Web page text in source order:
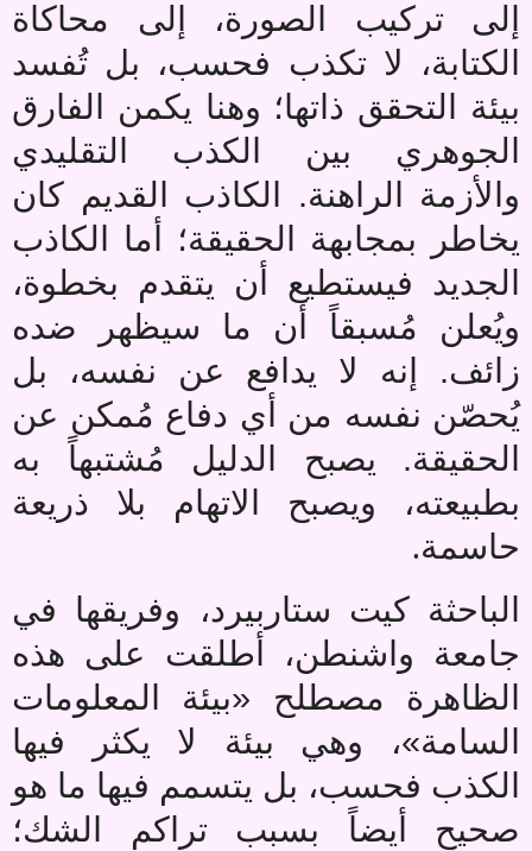
إلى تركيب الصورة، إلى محاكاة
الكتابة، لا تكذب فحسب، بل تُفسد
بيئة التحقق ذاتها؛ وهنا يكمن الفارق
الجوهري بين الكذب التقليدي
والأزمة الراهنة. الكاذب القديم كان
يخاطر بمجابهة الحقيقة؛ أما الكاذب
الجديد فيستطيع أن يتقدم بخطوة،
ويُعلن مُسبقاً أن ما سيظهر ضده
زائف. إنه لا يدافع عن نفسه، بل
يُحصّن نفسه من أي دفاع مُمكن عن
الحقيقة. يصبح الدليل مُشتبهاً به
بطبيعته، ويصبح الاتهام بلا ذريعة
حاسمة.
الباحثة كيت ستاربيرد، وفريقها في
جامعة واشنطن، أطلقت على هذه
الظاهرة مصطلح «بيئة المعلومات
السامة»، وهي بيئة لا يكثر فيها
الكذب فحسب، بل يتسمم فيها ما هو
صحيح أيضاً بسبب تراكم الشك؛